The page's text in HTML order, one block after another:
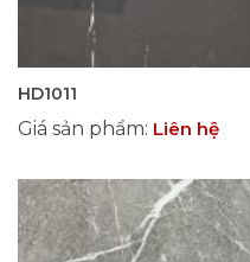
HD1011
Giá sản phẩm: Liên hệ